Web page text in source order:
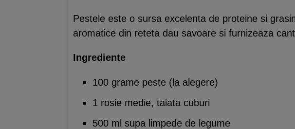
Pestele este o sursa excelenta de proteine si
aromatice din reteta dau savoare si furnizeaza
Ingrediente
100 grame peste (la alegere)
1 rosie medie, taiata cuburi
500 ml supa limpede de legume